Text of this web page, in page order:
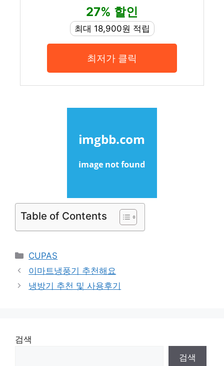
27% 할인
최대 18,900원 적립
최저가 클릭
Table of Contents
Categories
CUPAS
이마트냉풍기 추천해요
냉방기 추천 및 사용후기
검색
검색